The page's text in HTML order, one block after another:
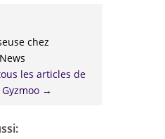
chez
les articles de
→